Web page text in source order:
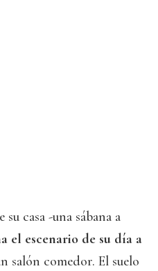
casa -una sábana a
el escenario de su día a
salón comedor. El suelo